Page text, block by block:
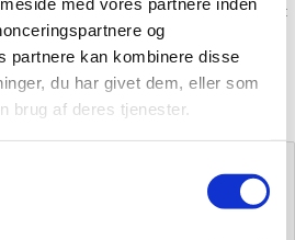
og
partnere kan kombinere disse
du har givet dem, eller som
brug af deres tjenester.
publiceret. Krævede felter er markeret